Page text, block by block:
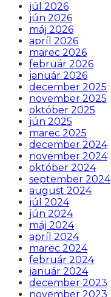
júl 2026
jún 2026
máj 2026
apríl 2026
marec 2026
február 2026
január 2026
december 2025
november 2025
október 2025
jún 2025
marec 2025
december 2024
november 2024
október 2024
september 2024
august 2024
júl 2024
jún 2024
máj 2024
apríl 2024
marec 2024
február 2024
január 2024
december 2023
november 2023